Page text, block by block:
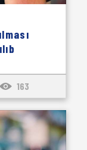
163